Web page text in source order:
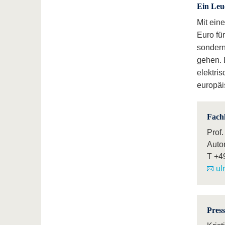
Ein
Mit
Euro
gehen.
T